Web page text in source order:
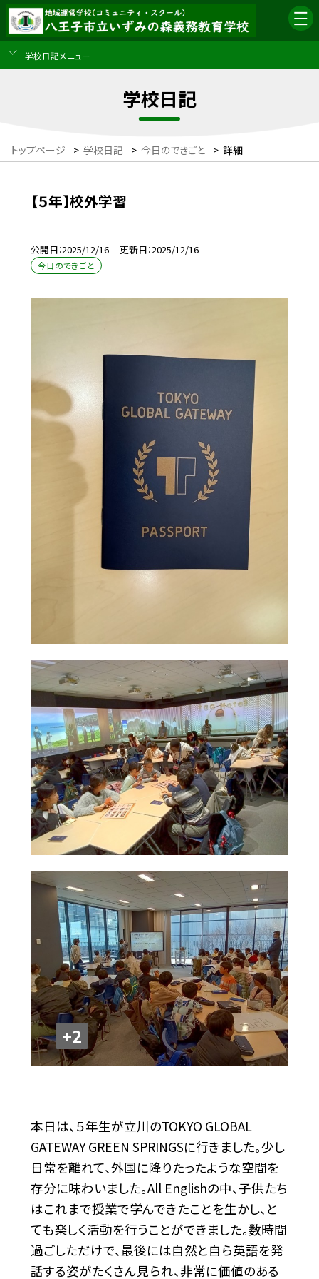
学校日記メニュー
学校日記
トップページ > 学校日記 > 今日のできごと > 詳細
【５年】校外学習
公開日 2025/12/16 更新日 2025/12/16
今日のできごと
+2
本日は、５年生が立川のTOKYO GLOBAL
GATEWAY GREEN SPRINGSに行きました。少し
日常を離れて、外国に降りたったような空間を
存分に味わいました。All Englishの中、子供たち
はこれまで授業で学んできたことを生かし、と
ても楽しく活動を行うことができました。数時間
過ごしただけで、最後には自然と自ら英語を発
話する姿がたくさん見られ、非常に価値のある